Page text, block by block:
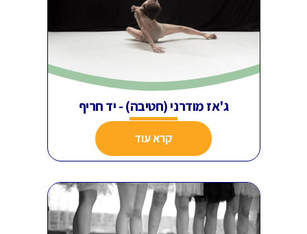
ג'אז מודרני (חטיבה) - יד חריף
קרא עוד